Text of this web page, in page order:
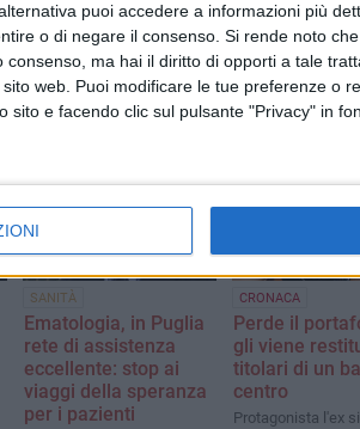
puoi accedere a informazioni più
o di negare il consenso. Si rende noto
consenso, ma hai il diritto di opporti a tale
web. Puoi modificare le tue preferenze o
sito e facendo clic sul pulsante "Privacy" in
SANITÀ
Ematologia, in Puglia
rete di assistenza
eccellente: stop ai
viaggi della speranza
per i pazienti
CRONACA
Perde il
gli viene
titolari di un
centro
Protagonista l'ex